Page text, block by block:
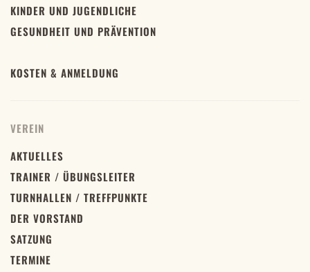
KINDER UND JUGENDLICHE
GESUNDHEIT UND PRÄVENTION
KOSTEN & ANMELDUNG
VEREIN
AKTUELLES
TRAINER / ÜBUNGSLEITER
TURNHALLEN / TREFFPUNKTE
DER VORSTAND
SATZUNG
TERMINE